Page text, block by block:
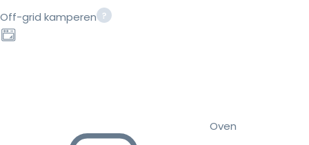
Off-grid kamperen
Oven